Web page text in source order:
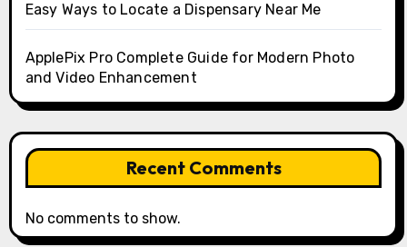
Easy Ways to Locate a Dispensary Near Me
ApplePix Pro Complete Guide for Modern Photo
and Video Enhancement
Recent Comments
No comments to show.